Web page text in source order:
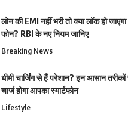
लोन की EMI नहीं भरी तो क्या लॉक हो
फोन? RBI के नए नियम जानिए
Breaking News
धीमी चार्जिंग से हैं परेशान? इन आसान
चार्ज होगा आपका स्मार्टफोन
Lifestyle